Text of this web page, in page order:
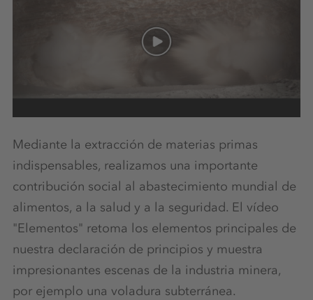
Mediante la extracción de materias primas
indispensables, realizamos una importante
contribución social al abastecimiento mundial de
alimentos, a la salud y a la seguridad. El vídeo
"Elementos" retoma los elementos principales de
nuestra declaración de principios y muestra
impresionantes escenas de la industria minera,
por ejemplo una voladura subterránea.